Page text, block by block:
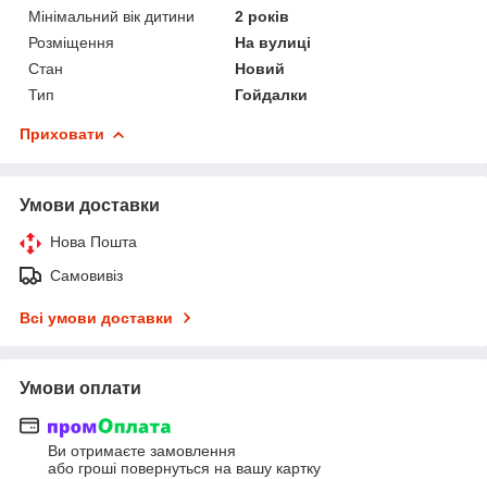
Мінімальний вік дитини
2 років
Розміщення
На вулиці
Стан
Новий
Тип
Гойдалки
Приховати
Умови доставки
Нова Пошта
Самовивіз
Всі умови доставки
Умови оплати
Ви отримаєте замовлення
або гроші повернуться на вашу картку